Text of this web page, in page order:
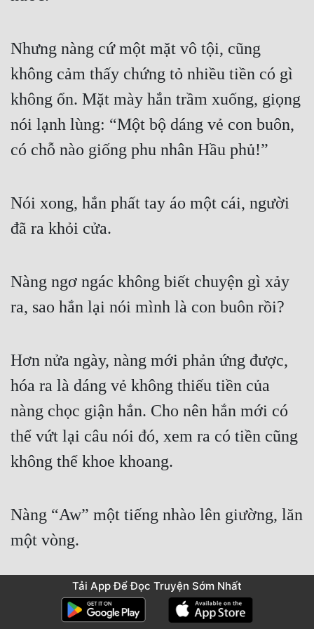
Nhưng nàng cứ một mặt vô tội, cũng
không cảm thấy chứng tỏ nhiều tiền có gì
không ổn. Mặt mày hắn trầm xuống, giọng
nói lạnh lùng: “Một bộ dáng vẻ con buôn,
có chỗ nào giống phu nhân Hầu phủ!”
Nói xong, hắn phất tay áo một cái, người
đã ra khỏi cửa.
Nàng ngơ ngác không biết chuyện gì xảy
ra, sao hắn lại nói mình là con buôn rồi?
Hơn nửa ngày, nàng mới phản ứng được,
hóa ra là dáng vẻ không thiếu tiền của
nàng chọc giận hắn. Cho nên hắn mới có
thể vứt lại câu nói đó, xem ra có tiền cũng
không thể khoe khoang.
Nàng “Aw” một tiếng nhào lên giường, lăn
một vòng.
Trước kia sống khổ cực, hiện tại có tiền
rồi vẫn không thể đắc chí một tí, thật là đủ
Tải App Để Đọc Truyện Sớm Nhất